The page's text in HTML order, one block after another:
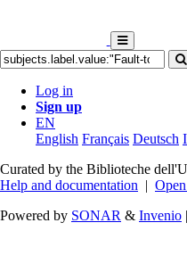
Log in
Sign up
EN
English Français Deutsch
Curated by the Biblioteche
Help and documentation |
Powered by SONAR & Invenio |